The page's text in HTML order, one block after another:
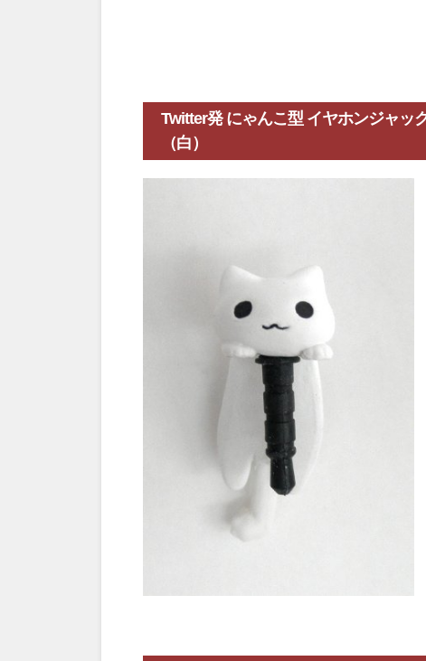
Twitter発 にゃんこ型 イヤホンジャッ
（白）